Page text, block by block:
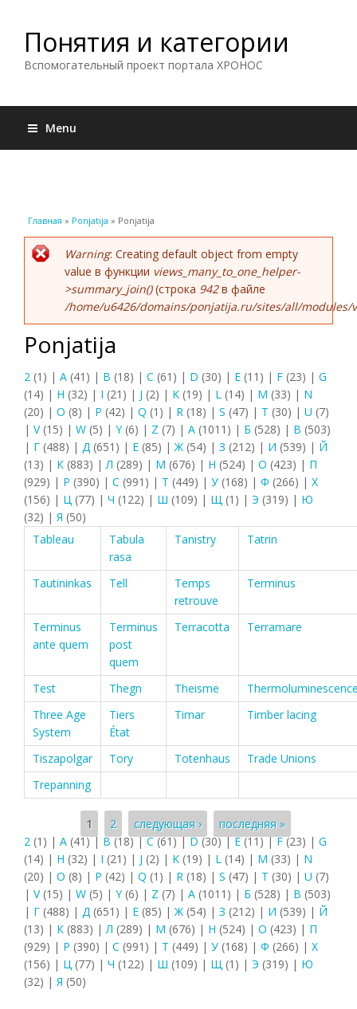
Понятия и категории
Вспомогательный проект портала ХРОНОС
Menu
Вы здесь
Главная » Ponjatija » Ponjatija
Сообщение об ошибке
Warning: Creating default object from empty
value в функции views_many_to_one_helper-
>summary_join()(строка 942в файле
/home/u6426/domains/ponjatija.ru/sites/all/modules/
Ponjatija
2 (1) | A (41) | B (18) | C (61) | D (30) | E (11) | F (23) | G
(14) | H (32) | I (21) | J (2) | K (19) | L (14) | M (33) | N
(20) | O (8) | P (42) | Q (1) | R (18) | S (47) | T (30) | U (7)
| V(15) | W (5) | Y(6) | Z (7) | А (1011) | Б (528) | В (503)
| Г (488) | Д (651) | Е (85) | Ж (54) | З (212) | И (539) | Й
(13) | К (883) | Л (289) | М (676) | Н (524) | О (423) | П
(929) | Р (390) | С (991) | Т (449) | У (168) | Ф (266) | Х
(156) | Ц (77) | Ч (122) | Ш (109) | Щ (1) | Э (319) | Ю
(32) | Я (50)
Tableau
Tabula
rasa
Tanistry Tatrin
Tautininkas Tell
Temps
retrouve
Terminus
Terminus
ante quem
Terminus
post
quem
Terracotta Terramare
Test Thegn Theisme
Three Age
System
Tiers
État
Timar Timber lacing
Tiszapolgar Tory Totenhaus
Trade Unions
Trepanning
Страницы
1 2 следующая ›
последняя »
2 (1) | A (41)| B(18)|C(61)|D(30)|E(11)|F(23) | G
(14) | H (32) | I (21) | J (2) | K (19) | L (14) | M (33) | N
(20) | O (8) | P (42) | Q (1) | R (18) | S (47) | T (30) | U (7)
| V(15) | W (5) | Y(6) | Z (7) | А (1011) | Б (528) | В (503)
| Г (488) | Д (651) | Е (85) | Ж (54) | З (212) | И (539) | Й
(13) | К (883) | Л (289) | М (676) | Н (524) | О (423) | П
(929) | Р (390) | С (991) | Т (449) | У (168) | Ф (266) | Х
(156) | Ц (77) | Ч (122) | Ш (109) | Щ (1) | Э (319) | Ю
(32) | Я (50)